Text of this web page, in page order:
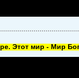
Этот мир - Мир